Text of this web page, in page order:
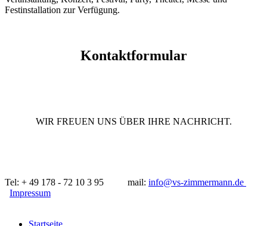
Festinstallation zur Verfügung.
Kontaktformular
WIR FREUEN UNS ÜBER IHRE NACHRICHT.
Tel: + 49 178 - 72 10 3 95 mail: info@vs-zimmermann.de
Impressum
Startseite